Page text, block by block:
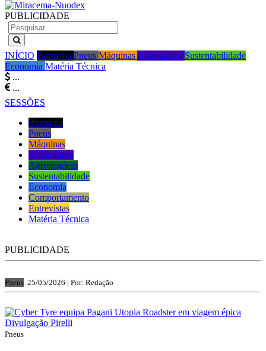
PUBLICIDADE
INÍCIO Borracha Pneus Máquinas Automotivo Sustentabilidade
Economia Matéria Técnica
...
...
SESSÕES
Borracha
Pneus
Máquinas
Automotivo
Agronegócio
Sustentabilidade
Economia
Comportamento
Entrevistas
Matéria Técnica
PUBLICIDADE
Pneus 25/05/2026 | Por: Redação
Divulgação Pirelli
Pneus